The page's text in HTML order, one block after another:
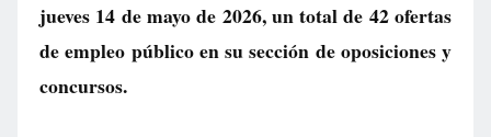
jueves 14 de mayo de 2026, un total de 42 ofertas
de empleo públicoen su sección de oposiciones y
concursos.